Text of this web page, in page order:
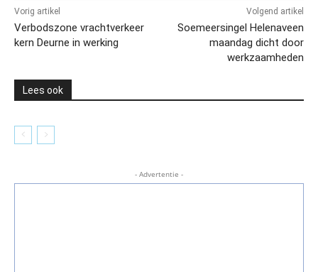
Vorig artikel
Verbodszone vrachtverkeer
kern Deurne in werking
Volgend artikel
Soemeersingel Helenaveen
maandag dicht door
werkzaamheden
Lees ook
- Advertentie -